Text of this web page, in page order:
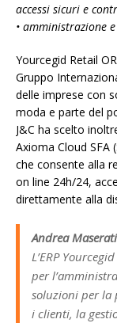
accessi sicuri e
• amministrazione
Yourcegid Retail
Gruppo
delle imprese con
moda e parte del
J&C ha scelto
Axioma Cloud SFA
che consente alla
on line 24h/24,
direttamente alla
Andrea
L’ERP
per
soluzioni per la
i clienti, la